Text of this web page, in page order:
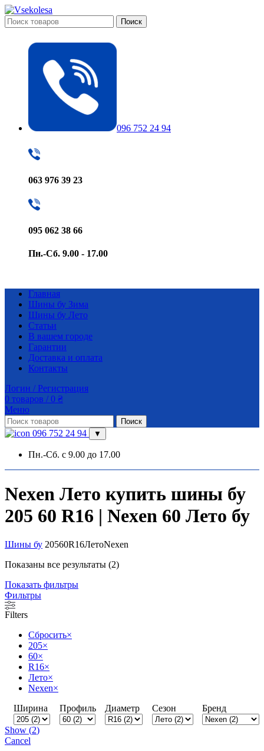
Поиск
096 752 24 94
063 976 39 23
095 062 38 66
Пн.-Сб. 9.00 - 17.00
Главная
Шины бу Зима
Шины бу Лето
Статьи
В вашем городе
Гарантии
Доставка и оплата
Контакты
Логин / Регистрация
0 товаров / 0 ₴
Меню
Поиск
096 752 24 94 ▼
Пн.-Сб. с 9.00 до 17.00
Nexen Лето купить шины бу
205 60 R16 | Nexen 60 Лето бу
Шины бу 20560R16ЛетоNexen
Показаны все результаты (2)
Показать фильтры
Фильтры
Filters
Сбросить×
205×
60×
R16×
Лето×
Nexen×
Ширина
Профиль Диаметр Сезон Бренд
Show (2)
Cancel